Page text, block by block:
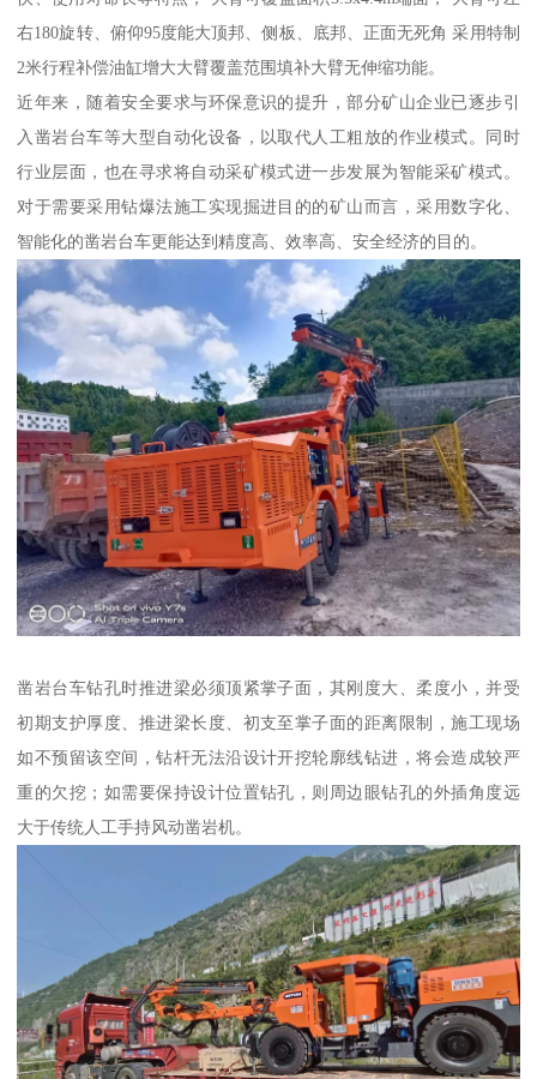
右180旋转、俯仰95度能大顶邦、侧板、底邦、正面无死角 采用特制
2米行程补偿油缸增大大臂覆盖范围填补大臂无伸缩功能。
近年来，随着安全要求与环保意识的提升，部分矿山企业已逐步引
入凿岩台车等大型自动化设备，以取代人工粗放的作业模式。同时
行业层面，也在寻求将自动采矿模式进一步发展为智能采矿模式。
对于需要采用钻爆法施工实现掘进目的的矿山而言，采用数字化、
智能化的凿岩台车更能达到精度高、效率高、安全经济的目的。
凿岩台车钻孔时推进梁必须顶紧掌子面，其刚度大、柔度小，并受
初期支护厚度、推进梁长度、初支至掌子面的距离限制，施工现场
如不预留该空间，钻杆无法沿设计开挖轮廓线钻进，将会造成较严
重的欠挖；如需要保持设计位置钻孔，则周边眼钻孔的外插角度远
大于传统人工手持风动凿岩机。